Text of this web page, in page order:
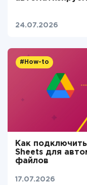
24.07.2026
#How-to
Как
Sheets для
файлов
17.07.2026